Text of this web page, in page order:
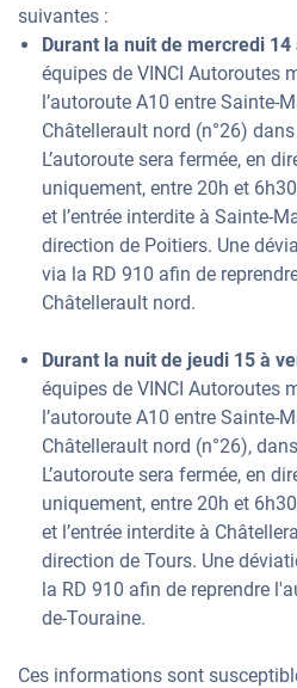
suivantes :
Durant la nuit de mercredi
équipes de VINCI Autoroutes
l’autoroute A10 entre Sainte-
Châtellerault nord (n°26)
L’autoroute sera fermée, en
uniquement, entre 20h et
et l’entrée interdite à Sainte-
direction de Poitiers. Une
via la RD 910 afin de
Châtellerault nord.
Durant la nuit de jeudi 15 à
équipes de VINCI Autoroutes
l’autoroute A10 entre Sainte-
Châtellerault nord (n°26),
L’autoroute sera fermée, en
uniquement, entre 20h et
et l’entrée interdite à
direction de Tours. Une
la RD 910 afin de reprendre
de-Touraine.
Ces informations sont